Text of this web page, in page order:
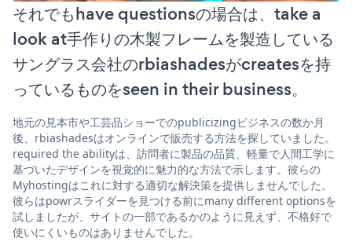
それでもhave questionsの場合は、take a
look at手作りの木製フレームを製造している
サングラス会社のrbiashadesがcreatesを持
っているものをseen in their business。
地元の見本市や工芸品ショーでのpublicizingビジネスの数か月
後、rbiashadesはオンラインで販売する方法を探していました。
required the abilityは、訪問者に製品の品質、軽量で人間工学に
基づいたデザインを視覚的に魅力的な方法で示します。彼らの
Myhostingはこれに対する適切な解決策を提供しませんでした。
彼らはpowrスライダーを見つける前にmany different optionsを
試しましたが、サイトの一部であるかのように見えず、不格好で
使いにくいものはありませんでした。